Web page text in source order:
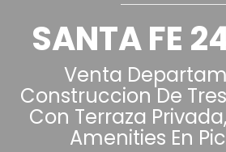
SANTA FE
Venta
Construccion De
Con Terraza
Amenities En